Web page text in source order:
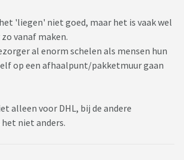
'liegen' niet goed, maar het is vaak wel
vanaf maken.
al enorm schelen als mensen hun
op een afhaalpunt/pakketmuur gaan
alleen voor DHL, bij de andere
niet anders.